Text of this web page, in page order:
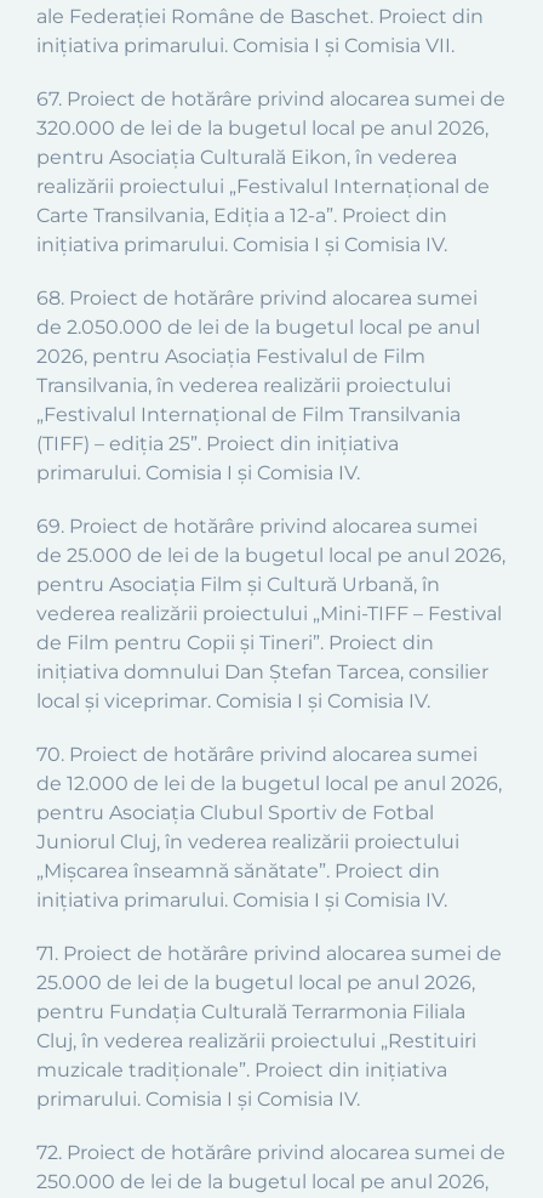
ale Federației Române de Baschet. Proiect din
inițiativa primarului. Comisia I și Comisia VII.
67. Proiect de hotărâre privind alocarea sumei de
320.000 de lei de la bugetul local pe anul 2026,
pentru Asociația Culturală Eikon, în vederea
realizării proiectului „Festivalul Internațional de
Carte Transilvania, Ediția a 12-a”. Proiect din
inițiativa primarului. Comisia I și Comisia IV.
68. Proiect de hotărâre privind alocarea sumei
de 2.050.000 de lei de la bugetul local pe anul
2026, pentru Asociația Festivalul de Film
Transilvania, în vederea realizării proiectului
„Festivalul Internațional de Film Transilvania
(TIFF) – ediția 25”. Proiect din inițiativa
primarului. Comisia I și Comisia IV.
69. Proiect de hotărâre privind alocarea sumei
de 25.000 de lei de la bugetul local pe anul 2026,
pentru Asociația Film și Cultură Urbană, în
vederea realizării proiectului „Mini-TIFF – Festival
de Film pentru Copii și Tineri”. Proiect din
inițiativa domnului Dan Ștefan Tarcea, consilier
local și viceprimar. Comisia I și Comisia IV.
70. Proiect de hotărâre privind alocarea sumei
de 12.000 de lei de la bugetul local pe anul 2026,
pentru Asociația Clubul Sportiv de Fotbal
Juniorul Cluj, în vederea realizării proiectului
„Mișcarea înseamnă sănătate”. Proiect din
inițiativa primarului. Comisia I și Comisia IV.
71. Proiect de hotărâre privind alocarea sumei de
25.000 de lei de la bugetul local pe anul 2026,
pentru Fundația Culturală Terrarmonia Filiala
Cluj, în vederea realizării proiectului „Restituiri
muzicale tradiționale”. Proiect din inițiativa
primarului. Comisia I și Comisia IV.
72. Proiect de hotărâre privind alocarea sumei de
250.000 de lei de la bugetul local pe anul 2026,